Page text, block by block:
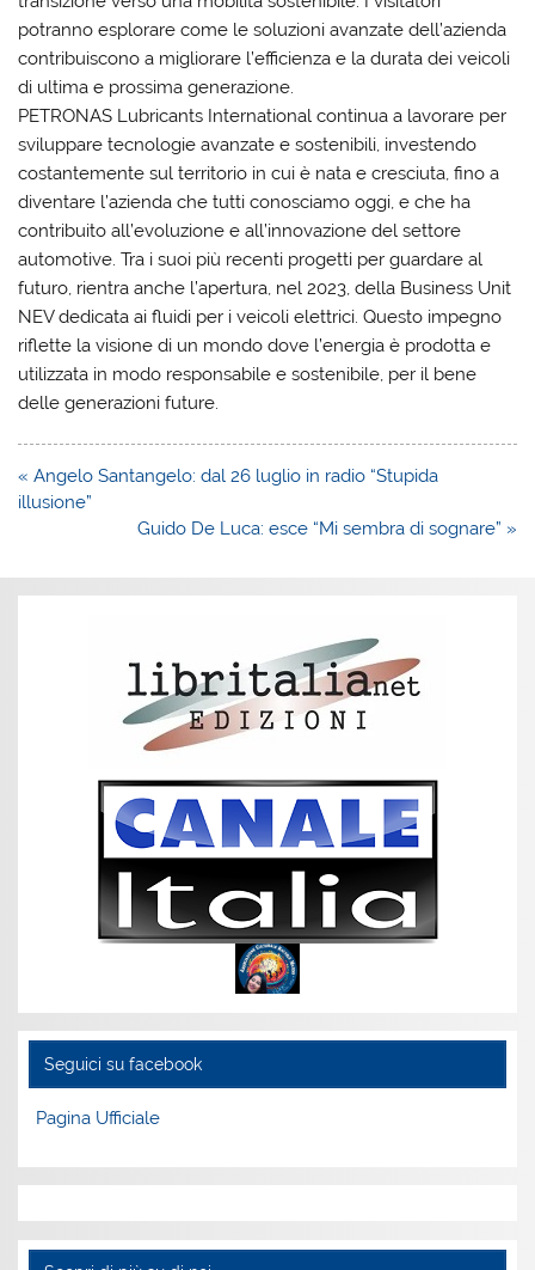
potranno esplorare come le soluzioni avanzate dell’azienda
contribuiscono a migliorare l’efficienza e la durata dei veicoli
di ultima e prossima generazione.
PETRONAS Lubricants International continua a lavorare per
sviluppare tecnologie avanzate e sostenibili, investendo
costantemente sul territorio in cui è nata e cresciuta, fino a
diventare l’azienda che tutti conosciamo oggi, e che ha
contribuito all’evoluzione e all’innovazione del settore
automotive. Tra i suoi più recenti progetti per guardare al
futuro, rientra anche l’apertura, nel 2023, della Business Unit
NEV dedicata ai fluidi per i veicoli elettrici. Questo impegno
riflette la visione di un mondo dove l’energia è prodotta e
utilizzata in modo responsabile e sostenibile, per il bene
delle generazioni future.
Navigazione
articoli
« Angelo Santangelo: dal 26 luglio in radio “Stupida
illusione”
Guido De Luca: esce “Mi sembra di sognare” »
Seguici su facebook
Pagina Ufficiale